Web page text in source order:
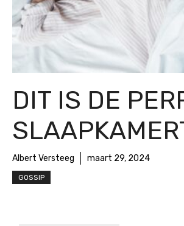
DIT IS DE
Albert Versteeg maart 29, 2024
GOSSIP